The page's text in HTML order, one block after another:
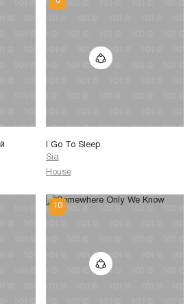
I Go To Sleep
Sia
House